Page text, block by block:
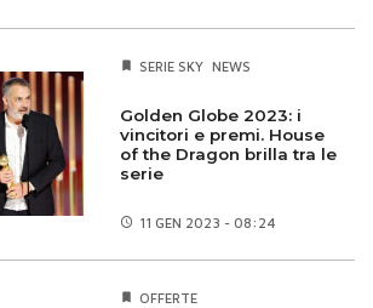
SERIE SKY NEWS
Golden Globe 2023: i
vincitori e premi. House
of the Dragon brilla tra le
serie
11 GEN 2023 - 08:24
OFFERTE